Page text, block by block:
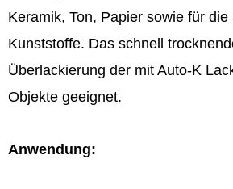
Keramik, Ton, Papier sowie für die
Kunststoffe. Das schnell
Überlackierung der mit Auto-K
Objekte geeignet.
Anwendung: